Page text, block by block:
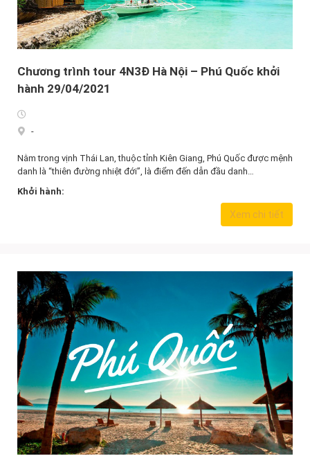
Chương trình tour 4N3Đ Hà Nội – Phú Quốc khởi
hành 29/04/2021
-
Nằm trong vịnh Thái Lan, thuộc tỉnh Kiên Giang, Phú Quốc được mệnh
danh là “thiên đường nhiệt đới”, là điểm đến dẫn đầu danh…
Khởi hành:
Xem chi tiết